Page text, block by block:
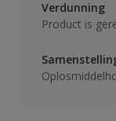
Verdunning
Product is